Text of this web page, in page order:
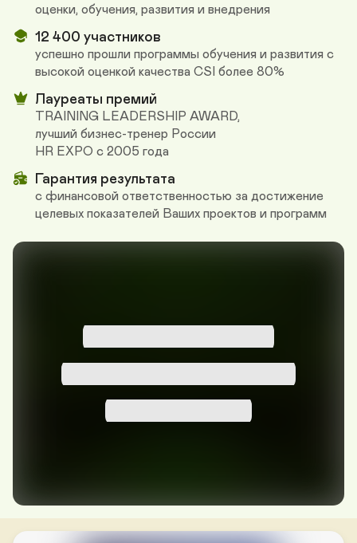
оценки, обучения, развития и внедрения
12 400 участников
успешно прошли программы обучения и развития с
высокой оценкой качества CSI более 80%
Лауреаты премий
TRAINING LEADERSHIP AWARD,
лучший бизнес-тренер России
HR EXPO с 2005 года
Гарантия результата
с финансовой ответственностью за достижение
целевых показателей Ваших проектов и программ